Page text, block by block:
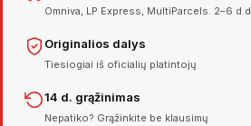
Omniva, LP Express, MultiParcels. 2–6 d.d.
Originalios dalys
Tiesiogiai iš oficialių platintojų
14 d. grąžinimas
Nepatiko? Grąžinkite be klausimų